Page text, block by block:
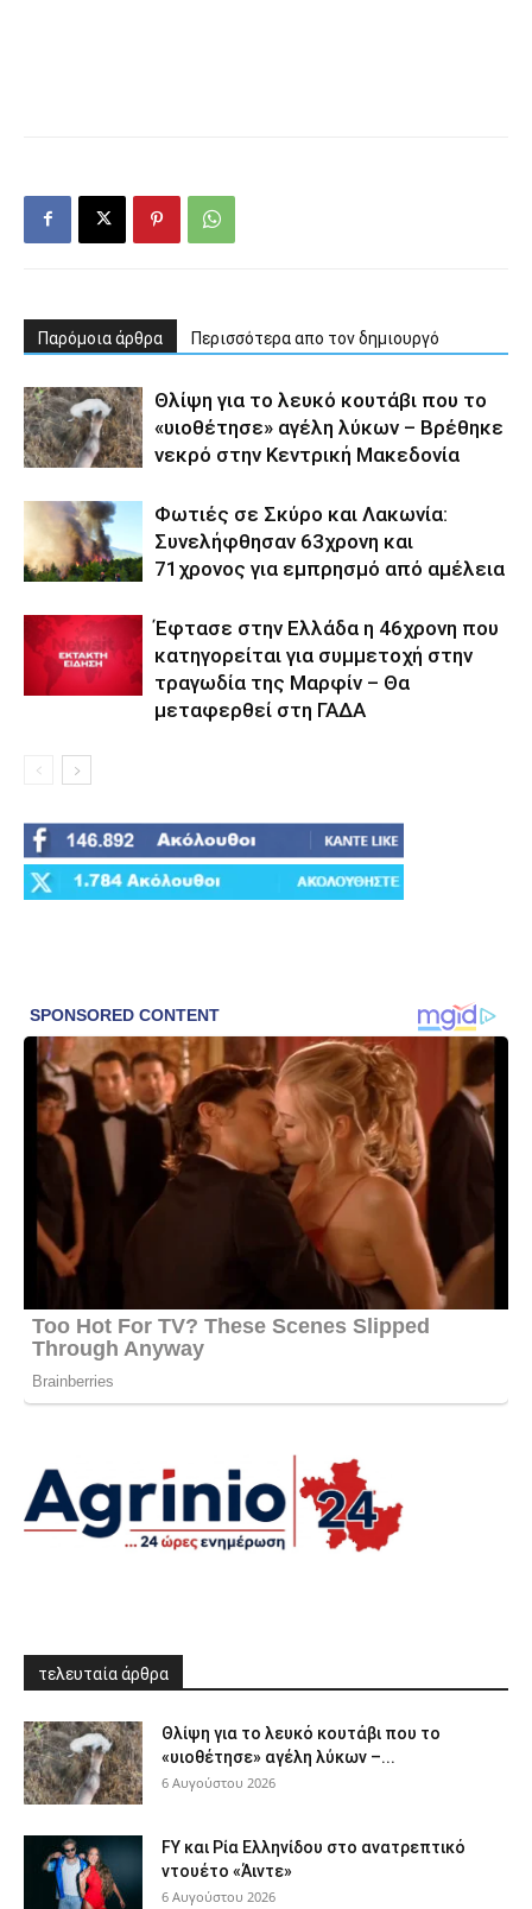
Παρόμοια άρθρα Περισσότερα απο τον δημιουργό
Θλίψη για το λευκό κουτάβι που το
«υιοθέτησε» αγέλη λύκων – Βρέθηκε
νεκρό στην Κεντρική Μακεδονία
Φωτιές σε Σκύρο και Λακωνία:
Συνελήφθησαν 63χρονη και
71χρονος για εμπρησμό από αμέλεια
Έφτασε στην Ελλάδα η 46χρονη που
κατηγορείται για συμμετοχή στην
τραγωδία της Μαρφίν – Θα
μεταφερθεί στη ΓΑΔΑ
τελευταία άρθρα
Θλίψη για το λευκό κουτάβι που το
«υιοθέτησε» αγέλη λύκων –...
6 Αυγούστου 2026
FY και Ρία Ελληνίδου στο ανατρεπτικό
ντουέτο «Άιντε»
6 Αυγούστου 2026